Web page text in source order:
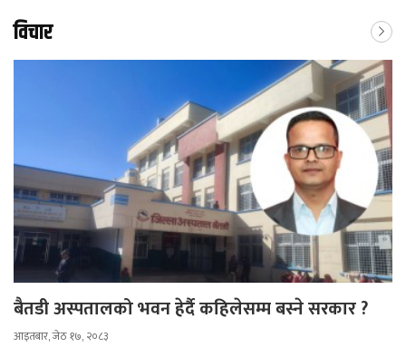
विचार
बैतडी अस्पतालको भवन हेर्दै कहिलेसम्म बस्ने सरकार ?
आइतबार, जेठ १७, २०८३